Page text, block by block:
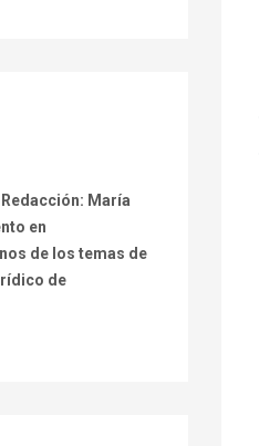
Redacción: María
en
de los temas de
de